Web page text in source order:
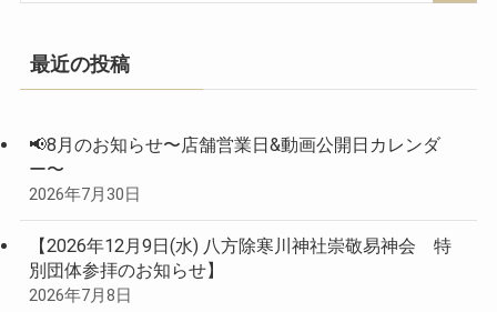
最近の投稿
📢8月のお知らせ〜店舗営業日&動画公開日カレンダ
ー〜
2026年7月30日
【2026年12月9日(水) 八方除寒川神社崇敬易神会 特
別団体参拝のお知らせ】
2026年7月8日